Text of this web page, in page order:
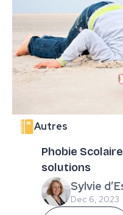
Autres
Phobie
solutions
Sylvie
Dec 6, 2023